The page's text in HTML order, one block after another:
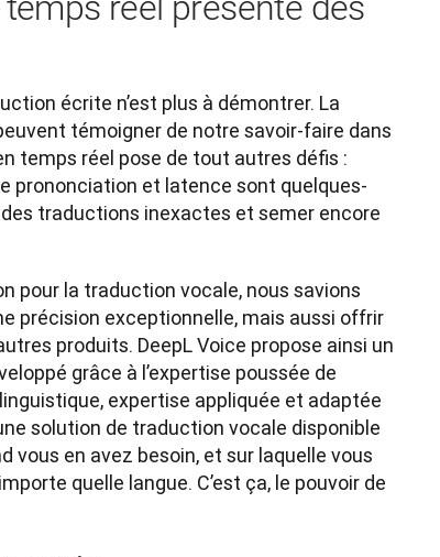
écrite n’est plus à démontrer. La
témoigner de notre savoir-faire dans
temps réel pose de tout autres défis :
prononciation et latence sont quelques-
traductions inexactes et semer encore
pour la traduction vocale, nous savions
précision exceptionnelle, mais aussi offrir
produits. DeepL Voice propose ainsi un
grâce à l’expertise poussée de
expertise appliquée et adaptée
solution de traduction vocale disponible
vous en avez besoin, et sur laquelle vous
quelle langue. C’est ça, le pouvoir de